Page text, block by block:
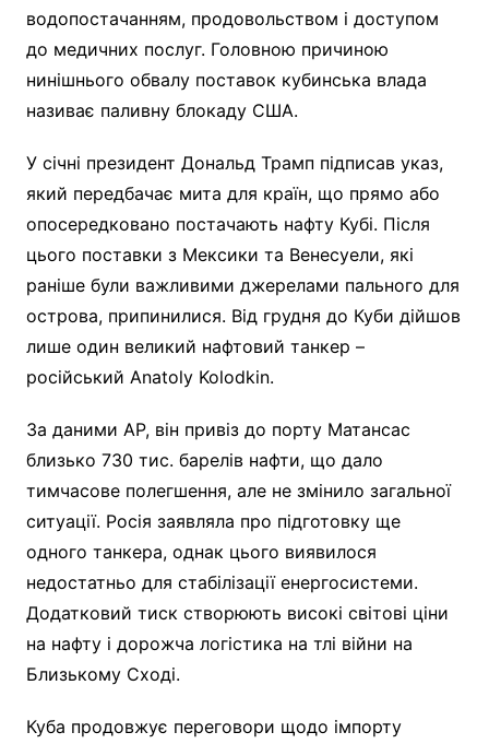
водопостачанням, продовольством і доступом
до медичних послуг. Головною причиною
нинішнього обвалу поставок кубинська влада
називає паливну блокаду США.
У січні президент Дональд Трамп підписав указ,
який передбачає мита для країн, що прямо або
опосередковано постачають нафту Кубі. Після
цього поставки з Мексики та Венесуели, які
раніше були важливими джерелами пального для
острова, припинилися. Від грудня до Куби дійшов
лише один великий нафтовий танкер –
російський Anatoly Kolodkin.
За даними AP, він привіз до порту Матансас
близько 730 тис. барелів нафти, що дало
тимчасове полегшення, але не змінило загальної
ситуації. Росія заявляла про підготовку ще
одного танкера, однак цього виявилося
недостатньо для стабілізації енергосистеми.
Додатковий тиск створюють високі світові ціни
на нафту і дорожча логістика на тлі війни на
Близькому Сході.
Куба продовжує переговори щодо імпорту